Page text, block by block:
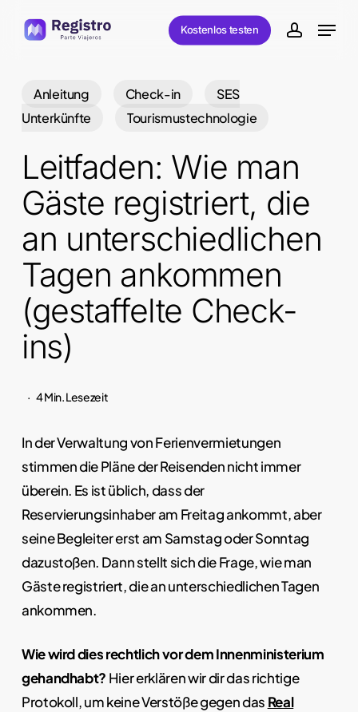
Kostenlos testen account
Menu
Anleitung Check-in
SES
Unterkünfte
Tourismustechnologie
Leitfaden: Wie man
Gäste registriert, die
an unterschiedlichen
Tagen ankommen
(gestaffelte Check-
ins)
4 Min. Lesezeit
In der Verwaltung von Ferienvermietungen
stimmen die Pläne der Reisenden nicht immer
überein. Es ist üblich, dass der
Reservierungsinhaber am Freitag ankommt, aber
seine Begleiter erst am Samstag oder Sonntag
dazustoßen. Dann stellt sich die Frage, wie man
Gäste registriert, die an unterschiedlichen Tagen
ankommen.
Wie wird dies rechtlich vor dem Innenministerium
gehandhabt? Hier erklären wir dir das richtige
Protokoll, um keine Verstöße gegen das Real